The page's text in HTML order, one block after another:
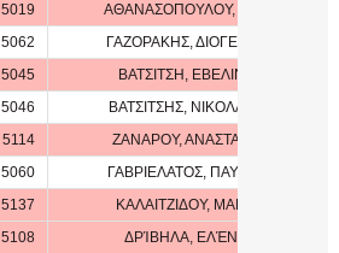
5019
ΑΘΑΝΑΣΟΠΟΥΛΟΥ, ΗΩΣ
5062
ΓΑΖΟΡΑΚΗΣ, ΔΙΟΓΕΝΗΣ
5045
ΒΑΤΣΙΤΣΗ, ΕΒΕΛΙΝΑ
5046
ΒΑΤΣΙΤΣΗΣ, ΝΙΚΟΛΑΟΣ
5114
ΖΑΝΑΡΟΥ, ΑΝΑΣΤΑΣΙΑ
5060
ΓΑΒΡΙΕΛΑΤΟΣ, ΠΑΥΛΟΣ
5137
ΚΑΛΑΙΤΖΙΔΟΥ, ΜΑΡΙΑ
5108
ΔΡΊΒΗΛΑ, ΕΛΈΝΗ